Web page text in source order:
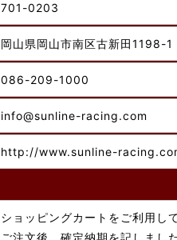
701-0203
岡山県岡山市南区古新田1198-1
086-209-1000
info@sunline-racing.com
http://www.sunline-
ショッピングカートをご利用し
ご注文後、確定納期を記しまし